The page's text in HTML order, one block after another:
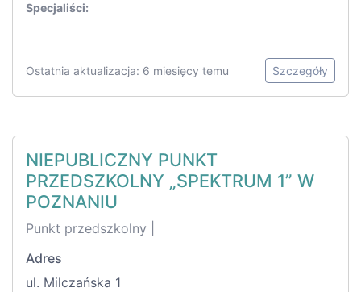
Specjaliści:
Ostatnia aktualizacja: 6 miesięcy temu Szczegóły
NIEPUBLICZNY PUNKT
PRZEDSZKOLNY „SPEKTRUM 1” W
POZNANIU
Punkt przedszkolny |
Adres
ul. Milczańska 1